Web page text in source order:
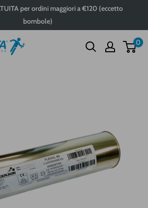
per ordini maggiori a €120 (eccetto
bombole)
0